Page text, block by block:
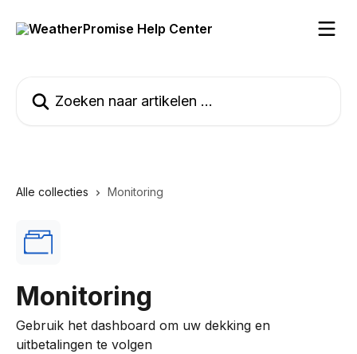
Alle collecties Monitoring
Monitoring
Gebruik het dashboard om uw dekking en
uitbetalingen te volgen